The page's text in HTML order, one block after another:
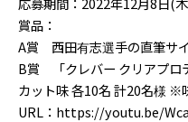
賞品：
A賞 西田有志選手の直筆サ
B賞 「クレバー クリアプロ
カット味 各10名 計20名様 ※
URL：https://youtu.be/